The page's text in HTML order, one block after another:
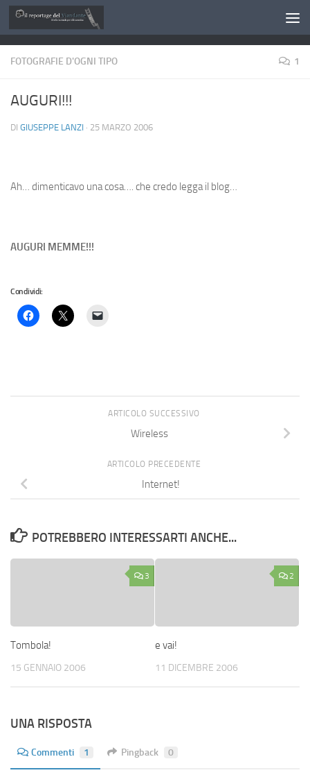
Salta al contenuto
FOTOGRAFIE D'OGNI TIPO 1
AUGURI!!!
DI GIUSEPPE LANZI · 25 MARZO 2006
Ah… dimenticavo una cosa…. che credo legga il blog…
AUGURI MEMME!!!
Condividi:
ARTICOLO SUCCESSIVO
Wireless
ARTICOLO PRECEDENTE
Internet!
POTREBBERO INTERESSARTI ANCHE...
3
Tombola!
15 GENNAIO 2006
2
e vai!
11 DICEMBRE 2006
UNA RISPOSTA
Commenti 1 Pingback 0